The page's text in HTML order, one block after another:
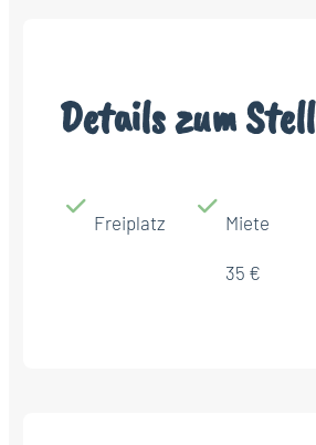
Details zum
Freiplatz Miete
35 €